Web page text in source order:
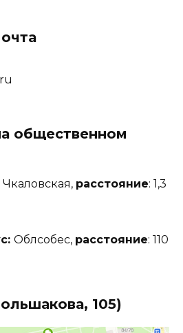
общественном
Чкаловская, расстояние: 1,3
Облсобес, расстояние: 110
105)